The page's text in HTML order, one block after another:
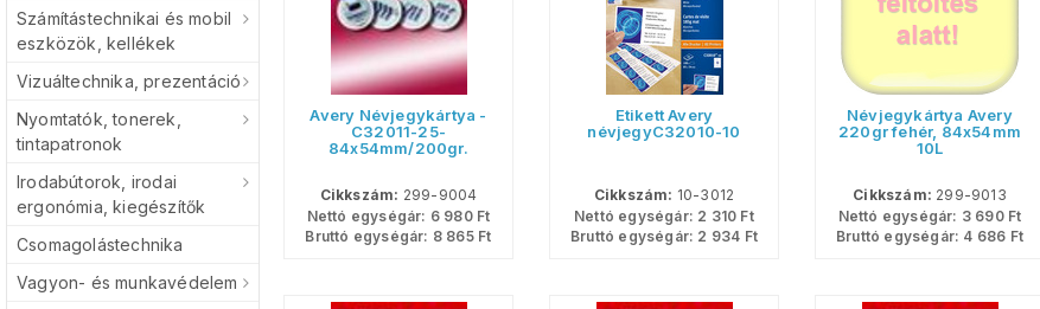
Számítástechnikai és mobil
eszközök, kellékek
Vizuáltechnika, prezentáció
Nyomtatók, tonerek,
tintapatronok
Irodabútorok, irodai
ergonómia, kiegészítők
Csomagolástechnika
Vagyon- és munkavédelem
Avery Névjegykártya -
C32011-25-
84x54mm/200gr.
Cikkszám: 299-9004
Nettó egységár: 6 980Ft
Bruttó egységár: 8 865Ft
Etikett Avery
névjegyC32010-10
Cikkszám: 10-3012
Nettó egységár: 2 310 Ft
Bruttó egységár: 2 934 Ft
Névjegykártya Avery
220gr fehér, 84x54mm
10L
Cikkszám: 299-9013
Nettó egységár: 3 690Ft
Bruttó egységár: 4 686 Ft